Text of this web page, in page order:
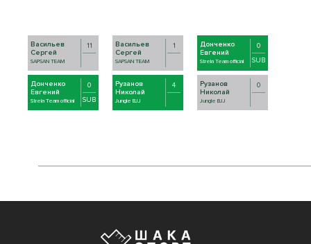
Васильев
Сергей
SAPSAN TEAM
11
Донченко
Евгений
Strela Team official
0
SUB
Васильев
Сергей
SAPSAN TEAM
1
Рузанов
Николай
Jungle BJJ
4
Донченко
Евгений
Strela Team official
0
SUB
Рузанов
Николай
Jungle BJJ
0